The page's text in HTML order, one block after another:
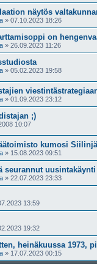
näytös
» 07.10.2023 18:26
on
» 26.09.2023 11:26
» 05.02.2023 19:58
» 01.09.2023 23:12
;)
10:07
kumosi
» 15.08.2023 09:51
seurannut
» 22.07.2023 23:33
13:59
19:32
heinäkuussa
» 17.07.2023 00:15